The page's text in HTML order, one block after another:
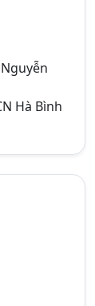
Hà Bình